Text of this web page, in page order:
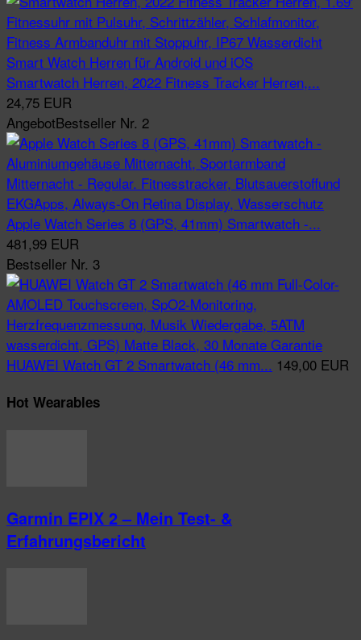
Smartwatch Herren, 2022 Fitness Tracker Herren,...
24,75 EUR
AngebotBestseller Nr. 2
Apple Watch Series 8 (GPS, 41mm) Smartwatch -...
481,99 EUR
Bestseller Nr. 3
HUAWEI Watch GT 2 Smartwatch (46 mm... 149,00 EUR
Hot Wearables
Garmin EPIX 2 – Mein Test- &
Erfahrungsbericht